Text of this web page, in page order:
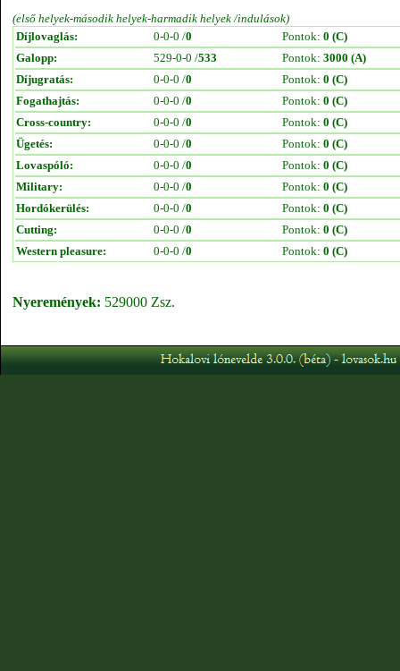
(első helyek-második helyek-harmadik helyek /indulások)
Díjlovaglás:
0-0-0 /0 Pontok: 0 (C)
Galopp:
529-0-0 /533 Pontok: 3000 (A)
Díjugratás:
0-0-0 /0 Pontok: 0 (C)
Fogathajtás:
0-0-0 /0 Pontok: 0 (C)
Cross-country:
0-0-0 /0 Pontok: 0 (C)
Ügetés:
0-0-0 /0 Pontok: 0 (C)
Lovaspóló:
0-0-0 /0 Pontok: 0 (C)
Military:
0-0-0 /0 Pontok: 0 (C)
Hordókerülés:
0-0-0 /0 Pontok: 0 (C)
Cutting:
0-0-0 /0 Pontok: 0 (C)
Western pleasure:
0-0-0 /0 Pontok: 0 (C)
Nyeremények: 529000 Zsz.